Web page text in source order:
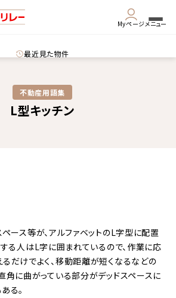
Myページメニュー
最近見た物件
不動産用語集​
L型キッチン
ペース等が、アルファベットのL字型に配置
る人はL字に囲まれているので、作業に応
だけでよく、移動距離が短くなるなどの
角に曲がっている部分がデッドスペースに
る。